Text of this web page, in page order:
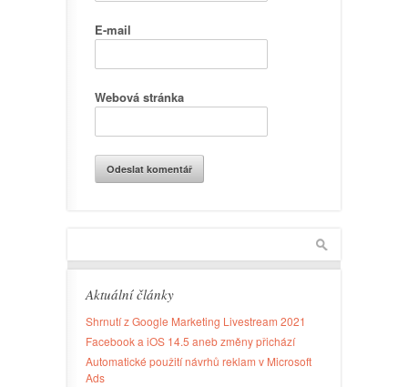
E-mail
Webová stránka
Aktuální články
Shrnutí z Google Marketing Livestream 2021
Facebook a iOS 14.5 aneb změny přichází
Automatické použití návrhů reklam v Microsoft
Ads